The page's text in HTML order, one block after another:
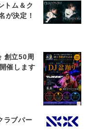
トム＆ク
が決定！
創立50周
催します
ラブパー